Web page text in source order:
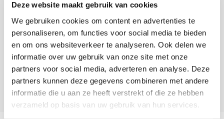
Deze website maakt gebruik van cookies
We gebruiken cookies om content en advertenties te
personaliseren, om functies voor social media te bieden
en om ons websiteverkeer te analyseren. Ook delen we
informatie over uw gebruik van onze site met onze
partners voor social media, adverteren en analyse. Deze
partners kunnen deze gegevens combineren met andere
informatie die u aan ze heeft verstrekt of die ze hebben
verzameld op basis van uw gebruik van hun services.
beoordelingen